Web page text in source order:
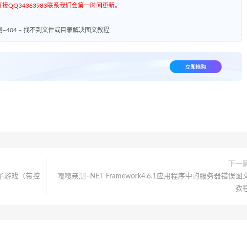
QQ34363983联系我们会第一时间更新。
–404 – 找不到文件或目录解决图文教程
游戏（带控
下一
嘎嘎亲测–NET Framework4.6.1应用程序中的服务器错误图
教